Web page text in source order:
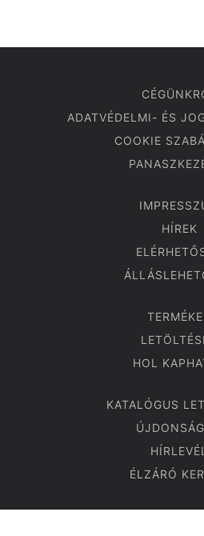
ADATVÉDELMI- ÉS
COOKIE
HÍREK
HOL
KATALÓGUS
HÍRLEVÉL
ÉLZÁRÓ